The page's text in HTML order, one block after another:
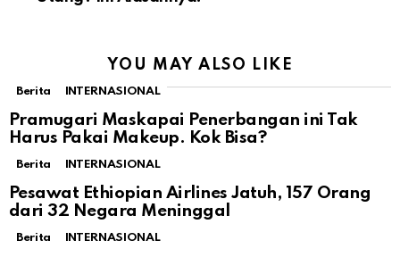
YOU MAY ALSO LIKE
Berita INTERNASIONAL
Pramugari Maskapai Penerbangan ini Tak
Harus Pakai Makeup. Kok Bisa?
Berita INTERNASIONAL
Pesawat Ethiopian Airlines Jatuh, 157 Orang
dari 32 Negara Meninggal
Berita INTERNASIONAL